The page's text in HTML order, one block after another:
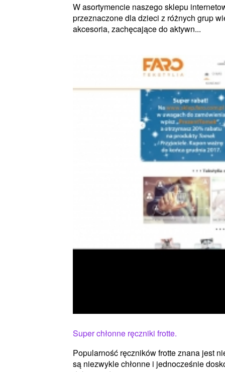
W asortymencie naszego sklepu
przeznaczone dla dzieci z różnych grup
akcesoria, zachęcające do aktywn...
Super chłonne ręczniki frotte.
Popularność ręczników frotte znana jest
są niezwykle chłonne i jednocześnie